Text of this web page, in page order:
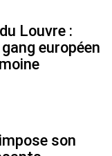
Louvre :
européen
son